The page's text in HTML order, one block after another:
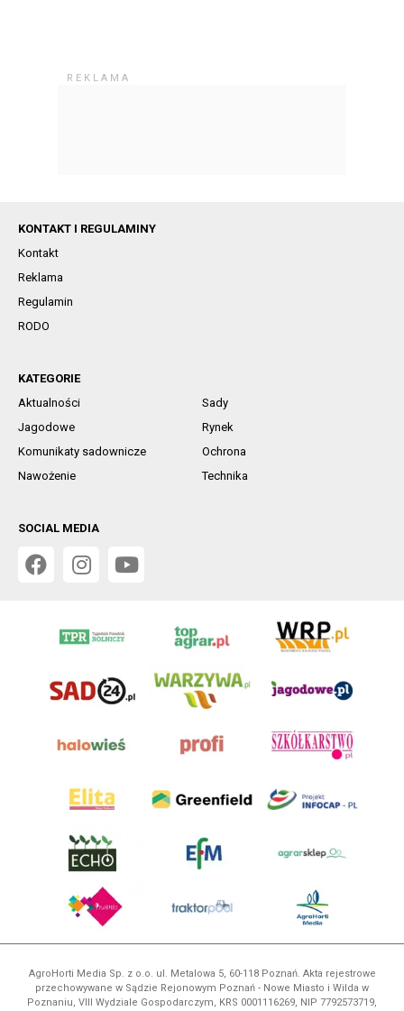
KONTAKT I REGULAMINY
Kontakt
Reklama
Regulamin
RODO
KATEGORIE
Aktualności
Sady
Jagodowe
Rynek
Komunikaty sadownicze
Ochrona
Nawożenie
Technika
SOCIAL MEDIA
AgroHorti Media Sp. z o.o. ul. Metalowa 5, 60-118 Poznań. Akta rejestrowe
przechowywane w Sądzie Rejonowym Poznań - Nowe Miasto i Wilda w
Poznaniu, VIII Wydziale Gospodarczym, KRS 0001116269, NIP 7792573719,